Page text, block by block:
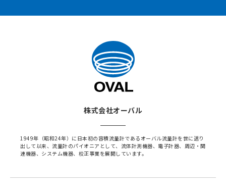
株式会社オーバル
1949年（昭和24年）に日本初の容積流量計であるオーバル流量計を世に送り
出して以来、流量計のパイオニアとして、流体計測機器、電子計器、周辺・関
連機器、システム機器、校正事業を展開しています。